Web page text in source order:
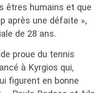
êtres humains et que
après une défaite »,
de 28 ans.
proue du tennis
à Kyrgios qui,
figurent en bonne